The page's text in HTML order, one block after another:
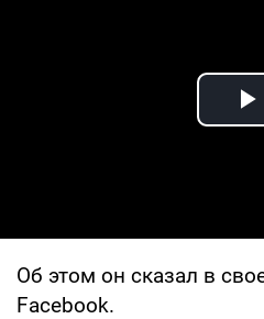
Об этом он сказал в
Facebook.